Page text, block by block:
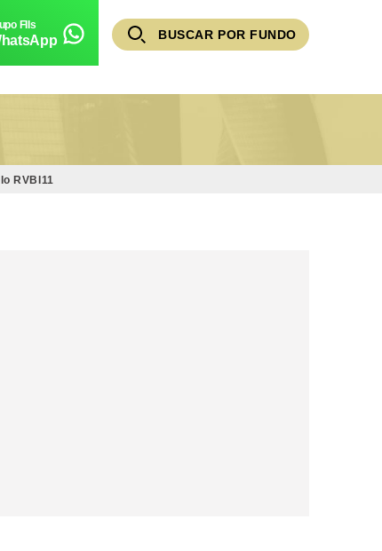
BUSCAR POR FUNDO
RVBI11